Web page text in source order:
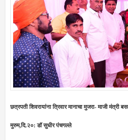
छत्रपती शिवरायांना त्रिवार मानाचा मुजरा- माजी मंत्री
मुरुम,दि.२०: डॉ सुधीर पंचगल्ले